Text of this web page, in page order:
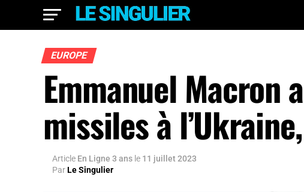
EUROPE
Emmanuel Macron
missiles à
Article En Ligne 3 ans le 11 juillet 2023
ParLe Singulier